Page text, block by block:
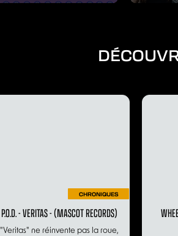
CHRONIQUES
P.O.D. - VERITAS - (MASCOT RECORDS)
"Veritas" ne réinvente pas la roue,